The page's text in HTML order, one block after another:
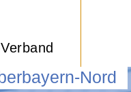
Nord